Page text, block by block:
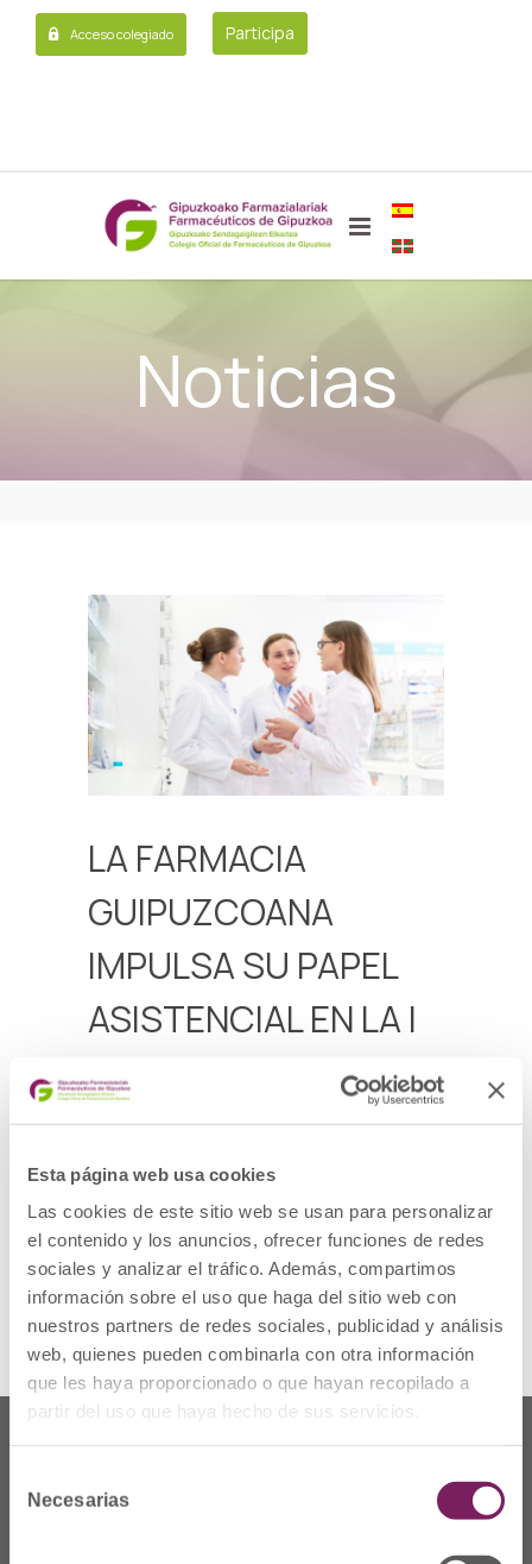
Esta página web usa cookies
Las cookies de este sitio web se usan para personalizar
el contenido y los anuncios, ofrecer funciones de redes
sociales y analizar el tráfico. Además, compartimos
información sobre el uso que haga del sitio web con
nuestros partners de redes sociales, publicidad y análisis
web, quienes pueden combinarla con otra información
que les haya proporcionado o que hayan recopilado a
partir del uso que haya hecho de sus servicios.
Necesarias
Acceso colegiado Participa
Noticias
LA FARMACIA
GUIPUZCOANA
IMPULSA SU PAPEL
ASISTENCIAL EN LA I
JORNADA DE SPFA EN
SAN SEBASTIÁN
Organizada por el COFG, la jornada reunirá a
profesionales del ámbito farmacéutico y
sanitario para compartir experiencias reales,
programas asistenciales y casos clínicos
Ver noticia